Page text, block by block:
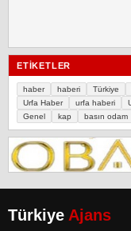
ETIKETLER
haber haberi Türkiye
Urfa Haber
urfa haberi
Genel
kap basın odam
Türkiye Ajans